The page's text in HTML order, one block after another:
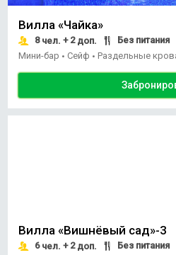
Вилла «Чайка»
8чел. + 2доп.
Без питания
Мини-бар • Сейф • Раздельные
Вилла «Вишнёвый сад»-3
6чел. + 2доп.
Без питания